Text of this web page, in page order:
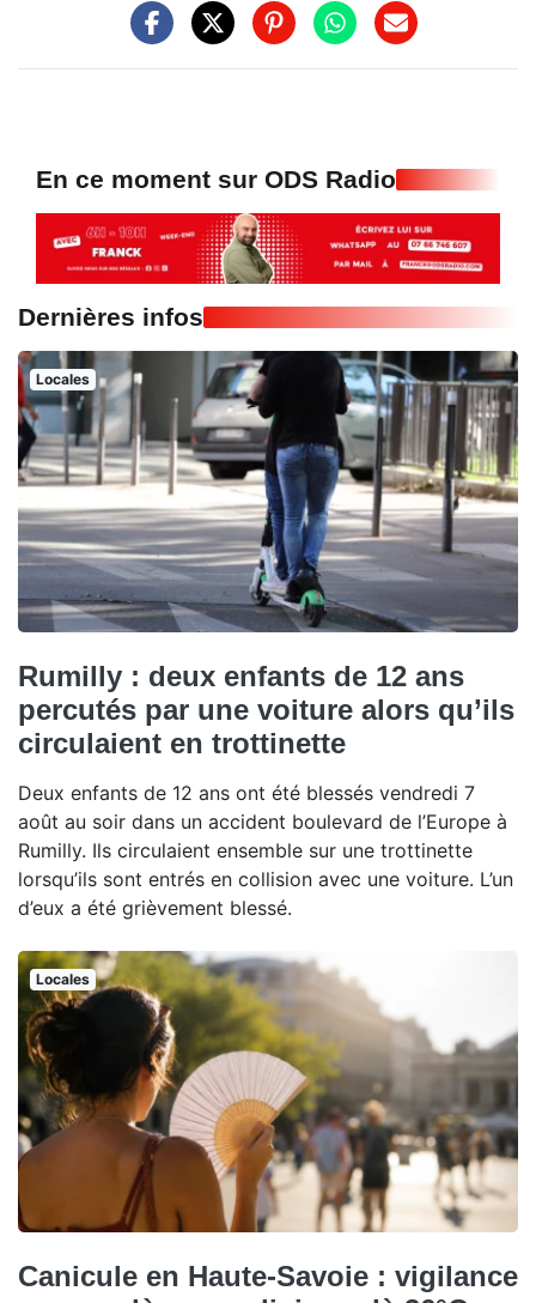
En ce moment sur ODS Radio
Dernières infos
Locales
Rumilly : deux enfants de 12 ans
percutés par une voiture alors qu’ils
circulaient en trottinette
Deux enfants de 12 ans ont été blessés vendredi 7
août au soir dans un accident boulevard de l’Europe à
Rumilly. Ils circulaient ensemble sur une trottinette
lorsqu’ils sont entrés en collision avec une voiture. L’un
d’eux a été grièvement blessé.
Locales
Canicule en Haute-Savoie : vigilance